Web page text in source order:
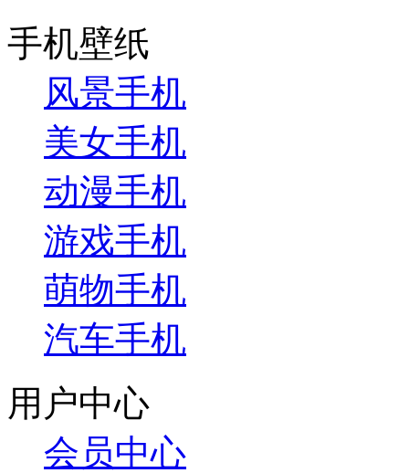
手机壁纸
风景手机
美女手机
动漫手机
游戏手机
萌物手机
汽车手机
用户中心
会员中心